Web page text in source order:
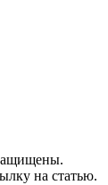
на статью.